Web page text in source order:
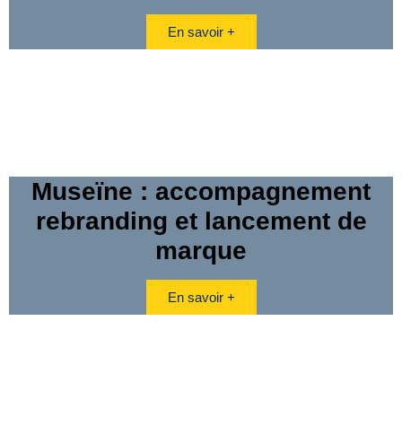
En savoir +
Museïne : accompagnement
rebranding et lancement de
marque
En savoir +